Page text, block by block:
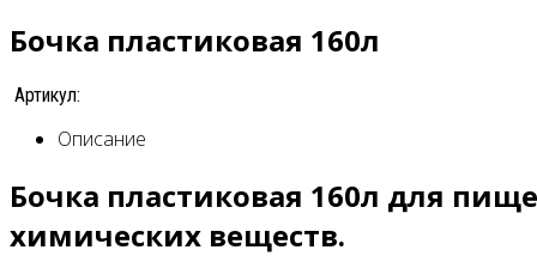
Бочка пластиковая 160л
Артикул:
Описание
Бочка пластиковая 160л для
химических веществ.